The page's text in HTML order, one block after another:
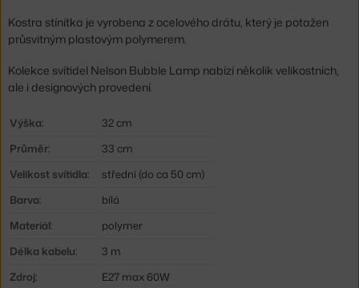
Kostra stínítka je vyrobena z ocelového drátu, který je potažen
průsvitným plastovým polymerem.
Kolekce svítidel Nelson Bubble Lamp nabízí několik velikostních,
ale i designových provedení.
Výška:
32 cm
Průměr:
33 cm
Velikost svítidla:
střední (do ca 50 cm)
Barva:
bílá
Materiál:
polymer
Délka kabelu:
3 m
Zdroj:
E27 max 60W